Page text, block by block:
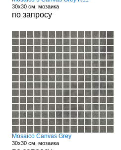
30x30 см, мозаика
по запросу
Mosaico Canvas Grey
30x30 см, мозаика